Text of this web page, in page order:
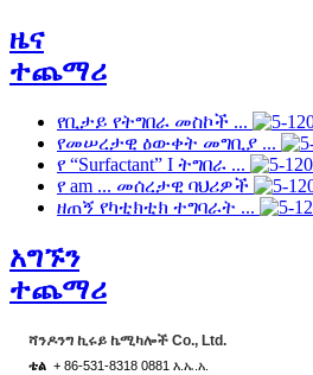
ዜና
ተጨማሪ
የቢታይ የትግበራ መስኮች ...
የመሠረታዊ ዕውቀት መግቢያ ...
የ “Surfactant” I ትግበራ ...
የ am ... መሰረታዊ ባህሪዎች
ዘጠኝ የካቲክቲክ ተግባራት ...
አግኙን
ተጨማሪ
ሻንዶንግ ኪሩይ ኬሚካሎች Co., Ltd.
ቴል + 86-531-8318 0881 እ.ኤ.አ.